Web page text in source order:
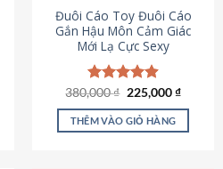
chọn
trên
trang
sản
phẩm
Đuôi Cáo Toy Đuôi Cáo
Gắn Hậu Môn Cảm Giác
Mới Lạ Cực Sexy
Được xếp
hạng4.88
5 sao
380,000₫ Giá
là:
380,000 ₫.
225,000₫Giá
tại
THÊM VÀO GIỎ HÀNG